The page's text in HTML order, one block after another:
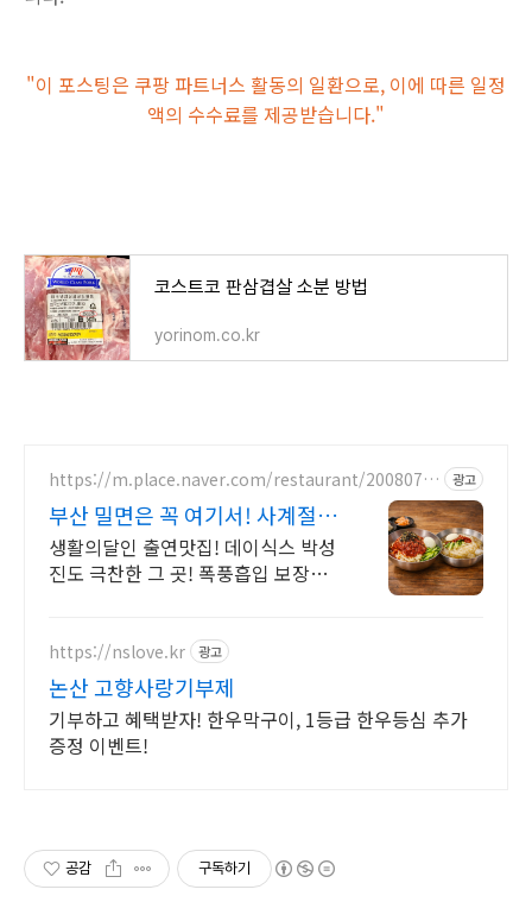
"이 포스팅은 쿠팡 파트너스 활동의 일환으로, 이에 따른 일정
액의 수수료를 제공받습니다."
코스트코 판삼겹살 소분 방법
yorinom.co.kr
https://m.place.naver.com/restaurant/2008070
광고
부산 밀면은 꼭 여기서! 사계절
단골이 많은 밀면맛집
생활의달인 출연맛집! 데이식스 박성
진도 극찬한 그 곳! 폭풍흡입 보장합
야밀면에서
https://nslove.kr 광고
논산 고향사랑기부제
기부하고 혜택받자! 한우막구이, 1등급 한우등심 추가
증정 이벤트!
공감 구독하기